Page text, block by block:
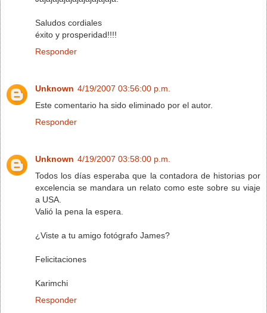
Saludos cordiales
éxito y prosperidad!!!!
Responder
Unknown 4/19/2007 03:56:00 p.m.
Este comentario ha sido eliminado por el autor.
Responder
Unknown 4/19/2007 03:58:00 p.m.
Todos los días esperaba que la contadora de historias por
excelencia se mandara un relato como este sobre su viaje
a USA.
Valió la pena la espera.
¿Viste a tu amigo fotógrafo James?
Felicitaciones
Karimchi
Responder